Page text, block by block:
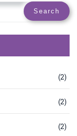
(2)
(2)
(2)